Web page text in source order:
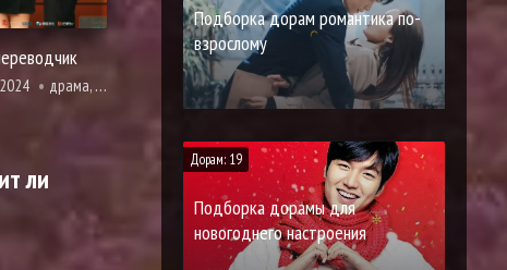
2024 драма, мелодрама
ли
Подборка дорам романтика по-
взрослому
Дорам: 19
Подборка дорамы для
новогоднего настроения